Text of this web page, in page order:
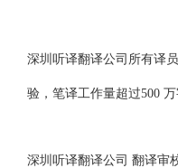
深圳听译翻译公司所有译
验，笔译工作量超过500
深圳听译翻译公司 翻译审